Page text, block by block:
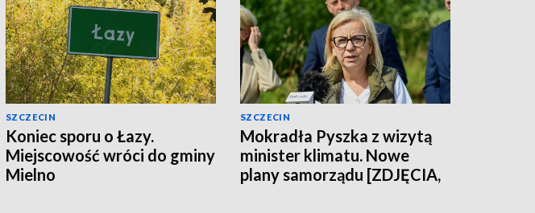
SZCZECIN
Koniec sporu o Łazy.
Miejscowość wróci do gminy
Mielno
SZCZECIN
Mokradła Pyszka z wizytą
minister klimatu. Nowe
plany samorządu [ZDJĘCIA,